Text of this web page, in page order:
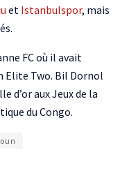
et Istanbulspor, mais
FC où il avait
Elite Two. Bil Dornol
d’or aux Jeux de la
du Congo.